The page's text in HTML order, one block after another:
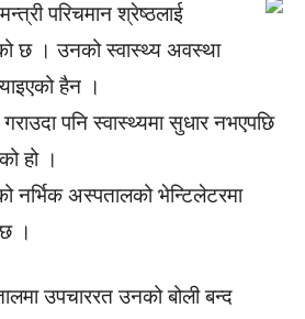
परिचमान श्रेष्ठलाई
छ । उनको स्वास्थ्य अवस्था
हैन ।
पनि स्वास्थ्यमा सुधार नभएपछि
हो ।
नर्भिक अस्पतालको भेन्टिलेटरमा
।
उपचाररत उनको बोली बन्द